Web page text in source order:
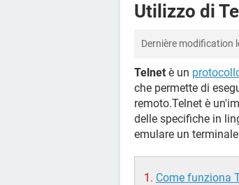
Utilizzo di
Dernière modification
Telnet è un
che permette di
remoto.Telnet è
delle specifiche in
emulare un
Come funziona